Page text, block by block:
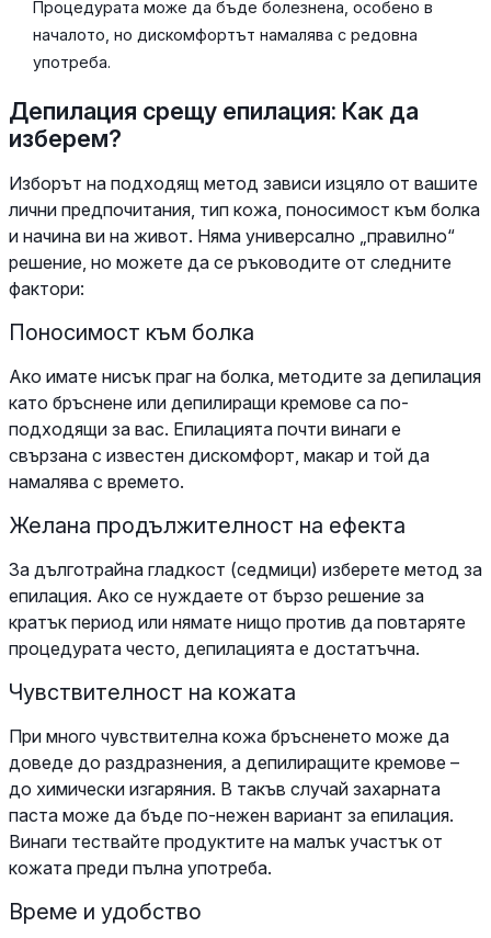
Процедурата може да бъде болезнена, особено в
началото, но дискомфортът намалява с редовна
употреба.
Депилация срещу епилация: Как да
изберем?
Изборът на подходящ метод зависи изцяло от вашите
лични предпочитания, тип кожа, поносимост към болка
и начина ви на живот. Няма универсално „правилно“
решение, но можете да се ръководите от следните
фактори:
Поносимост към болка
Ако имате нисък праг на болка, методите за депилация
като бръснене или депилиращи кремове са по-
подходящи за вас. Епилацията почти винаги е
свързана с известен дискомфорт, макар и той да
намалява с времето.
Желана продължителност на ефекта
За дълготрайна гладкост (седмици) изберете метод за
епилация. Ако се нуждаете от бързо решение за
кратък период или нямате нищо против да повтаряте
процедурата често, депилацията е достатъчна.
Чувствителност на кожата
При много чувствителна кожа бръсненето може да
доведе до раздразнения, а депилиращите кремове –
до химически изгаряния. В такъв случай захарната
паста може да бъде по-нежен вариант за епилация.
Винаги тествайте продуктите на малък участък от
кожата преди пълна употреба.
Време и удобство